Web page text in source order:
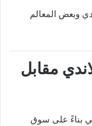
وبعض المعالم
مقابل
بناءً على سوق